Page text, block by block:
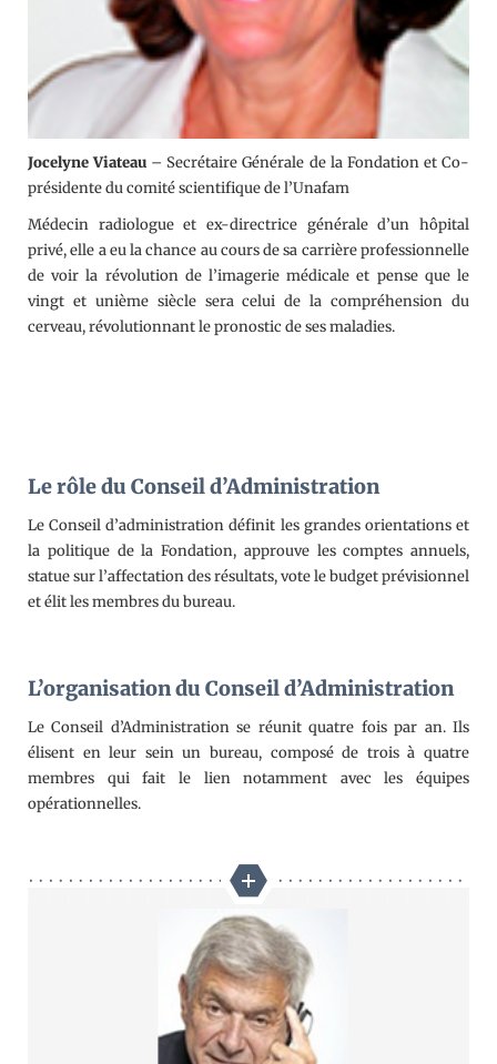
Jocelyne Viateau – Secrétaire Générale de la Fondation et Co-
présidente du comité scientifique de l’Unafam
Médecin radiologue et ex-directrice générale d’un hôpital
privé, elle a eu la chance au cours de sa carrière professionnelle
de voir la révolution de l’imagerie médicale et pense que le
vingt et unième siècle sera celui de la compréhension du
cerveau, révolutionnant le pronostic de ses maladies.
Le rôle du Conseil d’Administration
Le Conseil d’administration définit les grandes orientations et
la politique de la Fondation, approuve les comptes annuels,
statue sur l’affectation des résultats, vote le budget prévisionnel
et élit les membres du bureau.
L’organisation du Conseil d’Administration
Le Conseil d’Administration se réunit quatre fois par an. Ils
élisent en leur sein un bureau, composé de trois à quatre
membres qui fait le lien notamment avec les équipes
opérationnelles.